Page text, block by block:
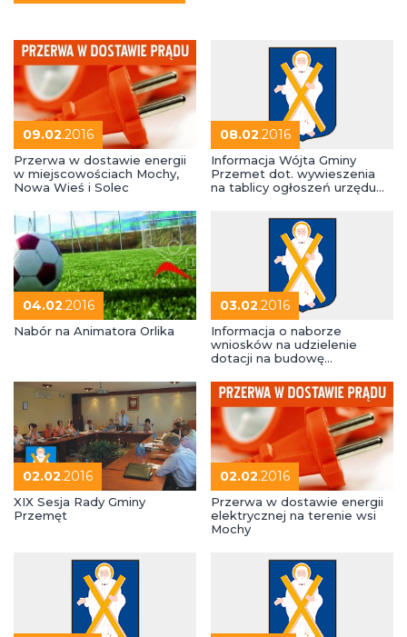
09.02.2016
Przerwa w dostawie energii
w miejscowościach Mochy,
Nowa Wieś i Solec
08.02.2016
Informacja Wójta Gminy
Przemet dot. wywieszenia
na tablicy ogłoszeń urzędu
inwentaryzacyjnych
nieruchomości Stanowiących
własność Skarbu Państwa
04.02.2016
Nabór na Animatora Orlika
03.02.2016
Informacja o naborze
wniosków na udzielenie
dotacji na budowę
ścieków na terenie Gminy
Przemęt w 2016 roku.
02.02.2016
XIX Sesja Rady Gminy
Przemęt
02.02.2016
Przerwa w dostawie energii
elektrycznej na terenie wsi
Mochy